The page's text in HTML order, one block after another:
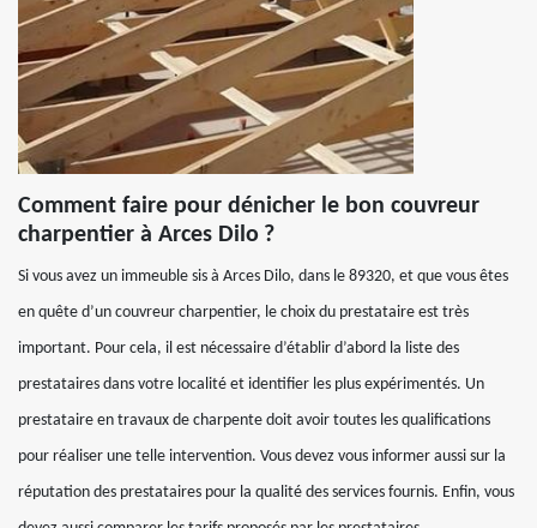
Comment faire pour dénicher le bon couvreur
charpentier à Arces Dilo ?
Si vous avez un immeuble sis à Arces Dilo, dans le 89320, et que vous êtes
en quête d’un couvreur charpentier, le choix du prestataire est très
important. Pour cela, il est nécessaire d’établir d’abord la liste des
prestataires dans votre localité et identifier les plus expérimentés. Un
prestataire en travaux de charpente doit avoir toutes les qualifications
pour réaliser une telle intervention. Vous devez vous informer aussi sur la
réputation des prestataires pour la qualité des services fournis. Enfin, vous